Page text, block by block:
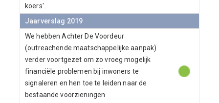
koers'.
Jaarverslag 2019
We hebben Achter De Voordeur
(outreachende maatschappelijke aanpak)
verder voortgezet om zo vroeg mogelijk
financiële problemen bij inwoners te
signaleren en hen toe te leiden naar de
bestaande voorzieningen